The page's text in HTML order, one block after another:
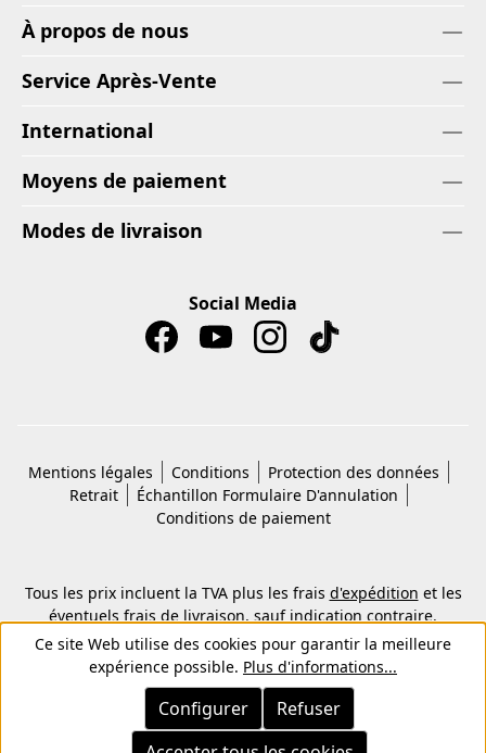
À propos de nous
Service Après-Vente
International
Moyens de paiement
Modes de livraison
Social Media
Mentions légales Conditions
Protection des données
Retrait
Échantillon Formulaire D'annulation
Conditions de paiement
Tous les prix incluent la TVA plus les frais d'expédition et les
éventuels frais de livraison, sauf indication contraire.
© 2026 Copyright © Kwon KG. Tous droits réservés.
Ce site Web utilise des cookies pour garantir la meilleure
expérience possible. Plus d'informations...
Refuser
Configurer